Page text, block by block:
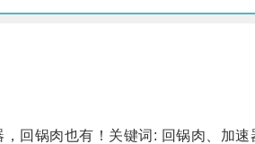
锅肉也有！关键词: 回锅肉、加速